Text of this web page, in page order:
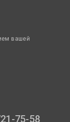
вашей
75-58